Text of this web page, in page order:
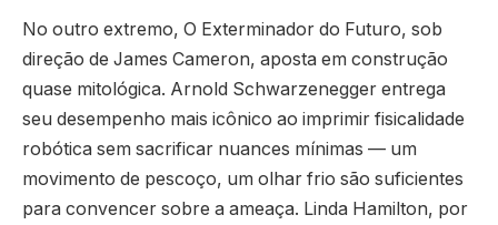
No outro extremo, O Exterminador do Futuro, sob
direção de James Cameron, aposta em construção
quase mitológica. Arnold Schwarzenegger entrega
seu desempenho mais icônico ao imprimir fisicalidade
robótica sem sacrificar nuances mínimas — um
movimento de pescoço, um olhar frio são suficientes
para convencer sobre a ameaça. Linda Hamilton, por